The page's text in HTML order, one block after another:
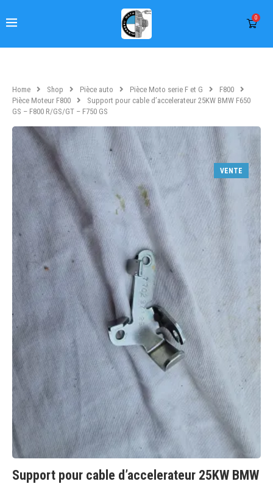
0
Home Shop Pièce auto Pièce Moto serie F et G
F800
Pièce Moteur F800
Support pour cable d’accelerateur 25KW BMW F650
GS – F800 R/GS/GT – F750 GS
VENTE
Support pour cable d’accelerateur 25KW BMW